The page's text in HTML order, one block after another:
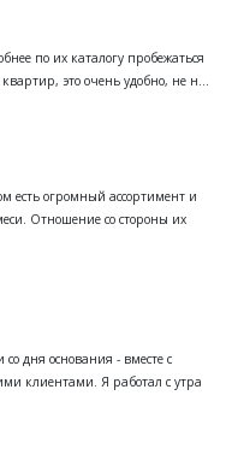
по их каталогу пробежаться
это очень удобно, не н...
есть огромный ассортимент и
Отношение со стороны их
дня основания - вместе с
клиентами. Я работал с утра